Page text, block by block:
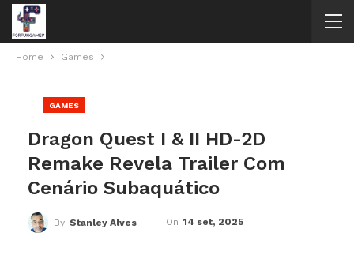
Home Games
GAMES
Dragon Quest I & II HD-2D
Remake Revela Trailer Com
Cenário Subaquático
By Stanley Alves On 14 set, 2025